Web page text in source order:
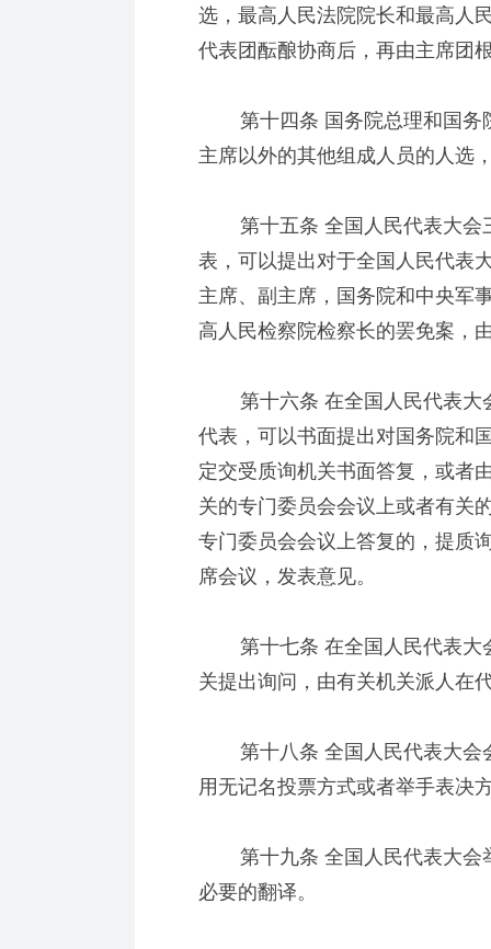
选，最高人民法院院长和最高人
代表团酝酿协商后，再由主席团
第十四条 国务院总理和国务
主席以外的其他组成人员的人选
第十五条 全国人民代表大会
表，可以提出对于全国人民代表
主席、副主席，国务院和中央军
高人民检察院检察长的罢免案，
第十六条 在全国人民代表大
代表，可以书面提出对国务院和
定交受质询机关书面答复，或者
关的专门委员会会议上或者有关
专门委员会会议上答复的，提质
席会议，发表意见。
第十七条 在全国人民代表大
关提出询问，由有关机关派人在
第十八条 全国人民代表大会
用无记名投票方式或者举手表决
第十九条 全国人民代表大会
必要的翻译。